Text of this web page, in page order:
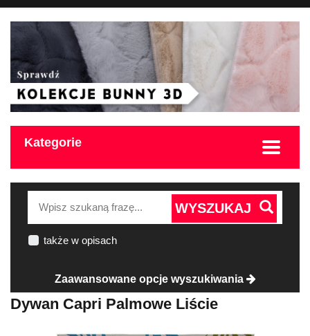
Kategorie
WYSZUKAJ
także w opisach
Zaawansowane opcje wyszukiwania
Dywan Capri Palmowe Liście